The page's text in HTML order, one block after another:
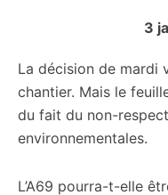
3
La décision de mardi
chantier. Mais le
du fait du non-
environnementales.
L’A69 pourra-t-elle